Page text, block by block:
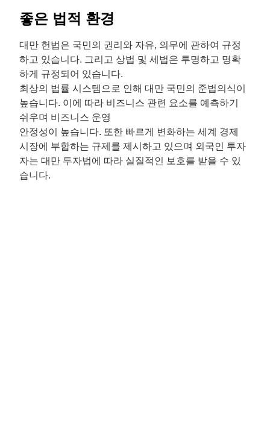
좋은 법적 환경
대만 헌법은 국민의 권리와 자유, 의무에 관하여 규정
하고 있습니다. 그리고 상법 및 세법은 투명하고 명확
하게 규정되어 있습니다.
최상의 법률 시스템으로 인해 대만 국민의 준법의식이
높습니다. 이에 따라 비즈니스 관련 요소를 예측하기
쉬우며 비즈니스 운영
안정성이 높습니다. 또한 빠르게 변화하는 세계 경제
시장에 부합하는 규제를 제시하고 있으며 외국인 투자
자는 대만 투자법에 따라 실질적인 보호를 받을 수 있
습니다.